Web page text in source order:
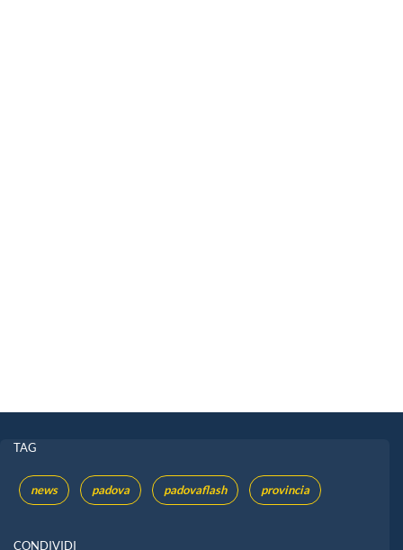
TAG
news padova padovaflash provincia
CONDIVIDI